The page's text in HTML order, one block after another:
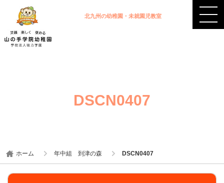
北九州の幼稚園・未就園児教室
DSCN0407
ホーム 年中組 到津の森 DSCN0407